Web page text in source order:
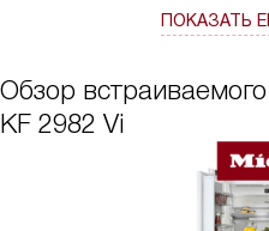
ПОКАЗАТЬ
Обзор
KF 2982 Vi